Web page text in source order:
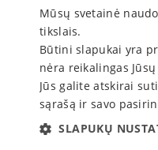
Tel. nr.: +370 667 488 13
El. paštas:
Mūsų svetainė
tikslais.
Būtini slapukai yra
nėra reikalingas
Jūs galite atskirai
sąrašą ir savo
SLAPUKŲ